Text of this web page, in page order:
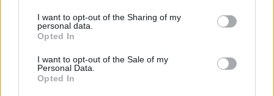
I want to opt-out of the Sharing of my
personal data.
Opted In
I want to opt-out of the Sale of my
Personal Data.
Opted In
február 2023
január 2023
december 2022